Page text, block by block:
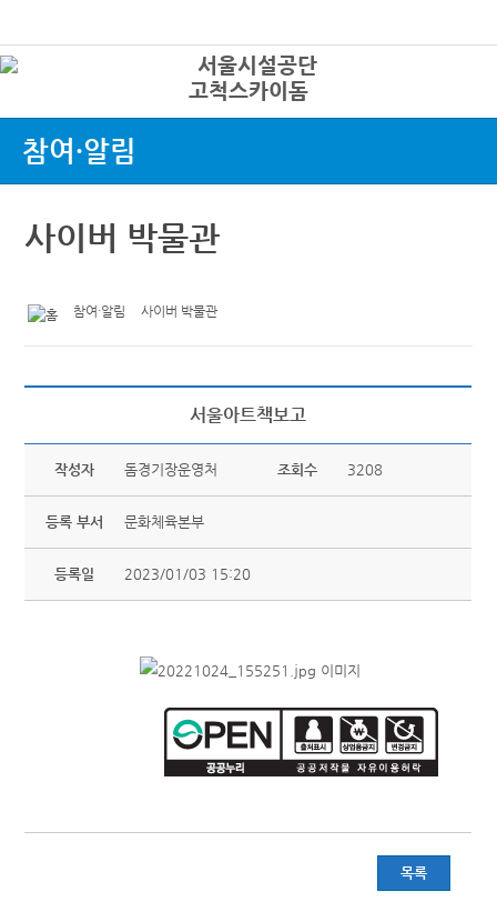
고척스카이돔
참여·알림
사이버 박물관
참여·알림 사이버 박물관
서울아트책보고
작성자 돔경기장운영처 조회수 3208
등록 부서 문화체육본부
등록일 2023/01/03 15:20
목록